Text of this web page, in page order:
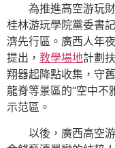
為推進高空游玩
桂林游玩學院黨委書
濟先行區。廣西人年
提出， 教學場地計劃
翔器起降點收集，守
龍脊等景區的“空中不
示范區。
以後，廣西高空